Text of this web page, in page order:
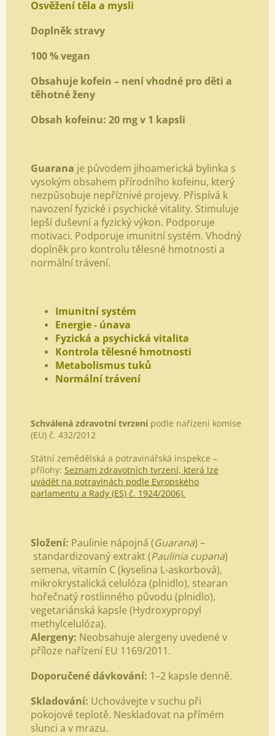
Osvěžení těla a mysli
Doplněk stravy
100 % vegan
Obsahuje kofein – není vhodné pro děti a
těhotné ženy
Obsah kofeinu: 20 mg v 1 kapsli
Guarana je původem jihoamerická bylinka s
vysokým obsahem přírodního kofeinu, který
nezpůsobuje nepříznivé projevy. Přispívá k
navození fyzické i psychické vitality. Stimuluje
lepší duševní a fyzický výkon. Podporuje
motivaci. Podporuje imunitní systém. Vhodný
doplněk pro kontrolu tělesné hmotnosti a
normální trávení.
Imunitní systém
Energie - únava
Fyzická a psychická vitalita
Kontrola tělesné hmotnosti
Metabolismus tuků
Normální trávení
Schválená zdravotní tvrzenípodle nařízení komise
(EU) č. 432/2012
Státní zemědělská a potravinářská inspekce –
přílohy: Seznam zdravotních tvrzení, která lze
uvádět na potravinách podle Evropského
parlamentu a Rady (ES) č. 1924/2006).
Složení: Paulinie nápojná (Guarana) –
standardizovaný extrakt (Paulinia cupana)
semena, vitamín C (kyselina L-askorbová),
mikrokrystalická celulóza (plnidlo), stearan
hořečnatý rostlinného původu (plnidlo),
vegetariánská kapsle (Hydroxypropyl
methylcelulóza).
Alergeny: Neobsahuje alergeny uvedené v
příloze nařízení EU 1169/2011.
Doporučené dávkování: 1–2 kapsle denně.
Skladování: Uchovávejte v suchu při
pokojové teplotě. Neskladovat na přímém
slunci a v mrazu.